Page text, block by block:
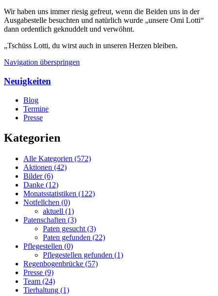
Wir haben uns immer riesig gefreut, wenn die Beiden uns in der
Ausgabestelle besuchten und natürlich wurde „unsere Omi Lotti“
dann ordentlich geknuddelt und verwöhnt.
„Tschüss Lotti, du wirst auch in unseren Herzen bleiben.
Navigation überspringen
Neuigkeiten
Blog
Termine
Presse
Kategorien
Alle Kategorien (572)
Aktionen (42)
Bilder (6)
Danke (12)
Monatsstatistiken (122)
Notfellchen (0)
aktuell (1)
Patenschaften (3)
Paten gesucht (3)
Paten gefunden (22)
Pflegestellen (0)
Pflegestellen gefunden (1)
Regenbogenbrücke (57)
Presse (9)
Team (24)
Tierhaltung (1)